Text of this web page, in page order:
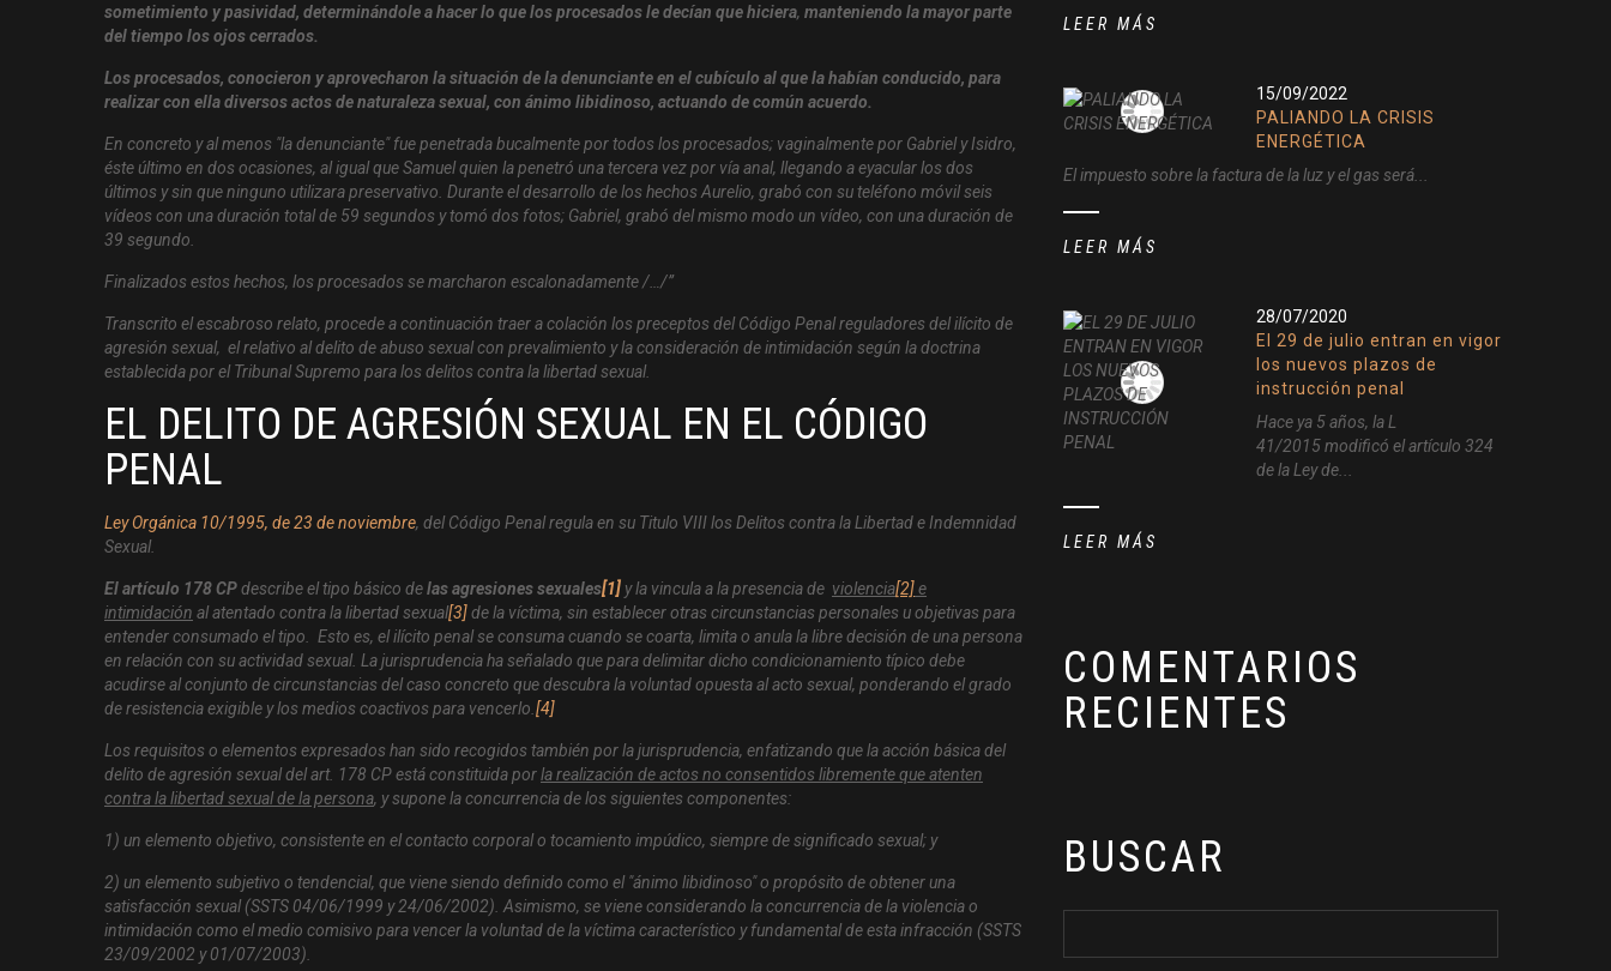
sometimiento y pasividad, determinándole a hacer lo que los procesados le decían que hiciera, manteniendo la mayor parte
del tiempo los ojos cerrados.
Los procesados, conocieron y aprovecharon la situación de la denunciante en el cubículo al que la habían conducido, para
realizar con ella diversos actos de naturaleza sexual, con ánimo libidinoso, actuando de común acuerdo.
En concreto y al menos "la denunciante" fue penetrada bucalmente por todos los procesados; vaginalmente por Gabriel y Isidro,
éste último en dos ocasiones, al igual que Samuel quien la penetró una tercera vez por vía anal, llegando a eyacular los dos
últimos y sin que ninguno utilizara preservativo. Durante el desarrollo de los hechos Aurelio, grabó con su teléfono móvil seis
vídeos con una duración total de 59 segundos y tomó dos fotos; Gabriel, grabó del mismo modo un vídeo, con una duración de
39 segundo.
Finalizados estos hechos, los procesados se marcharon escalonadamente /…/”
Transcrito el escabroso relato, procede a continuación traer a colación los preceptos del Código Penal reguladores del ilícito de
agresión sexual, el relativo al delito de abuso sexual con prevalimiento y la consideración de intimidación según la doctrina
establecida por el Tribunal Supremo para los delitos contra la libertad sexual.
EL DELITO DE AGRESIÓN SEXUAL EN EL CÓDIGO
PENAL
Ley Orgánica 10/1995, de 23 de noviembre, del Código Penal regula en su Titulo VIII los Delitos contra la Libertad e Indemnidad
Sexual.
El artículo 178 CPdescribe el tipo básico delas agresiones sexuales[1] y la vincula a la presencia de violencia[2]e
intimidación al atentado contra la libertad sexual[3]de la víctima, sin establecer otras circunstancias personales u objetivas para
entender consumado el tipo. Esto es, el ilícito penal se consuma cuando se coarta, limita o anula la libre decisión de una persona
en relación con su actividad sexual. La jurisprudencia ha señalado que para delimitar dicho condicionamiento típico debe
acudirse al conjunto de circunstancias del caso concreto que descubra la voluntad opuesta al acto sexual, ponderando el grado
de resistencia exigible y los medios coactivos para vencerlo. [4]
Los requisitos o elementos expresados han sido recogidos también por la jurisprudencia, enfatizando que la acción básica del
delito de agresión sexual del art. 178 CP está constituida porla realización de actos no consentidos libremente que atenten
contra la libertad sexual de la persona, y supone la concurrencia de los siguientes componentes:
1) un elemento objetivo, consistente en el contacto corporal o tocamiento impúdico, siempre de significado sexual; y
2) un elemento subjetivo o tendencial, que viene siendo definido como el "ánimo libidinoso" o propósito de obtener una
satisfacción sexual (SSTS 04/06/1999 y 24/06/2002). Asimismo, se viene considerando la concurrencia de la violencia o
intimidación como el medio comisivo para vencer la voluntad de la víctima característico y fundamental de esta infracción (SSTS
23/09/2002 y 01/07/2003).
LEER MÁS
15/09/2022
PALIANDO LA CRISIS
ENERGÉTICA
El impuesto sobre la factura de la luz y el gas será...
LEER MÁS
28/07/2020
El 29 de julio entran en vigor
los nuevos plazos de
instrucción penal
Hace ya 5 años, la L
41/2015 modificó el artículo 324
de la Ley de...
LEER MÁS
COMENTARIOS
RECIENTES
BUSCAR